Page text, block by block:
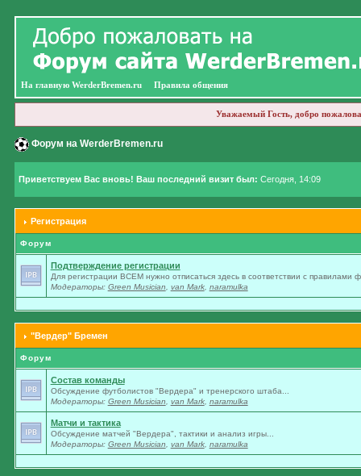
На главную WerderBremen.ru Правила общения
Уважаемый Гость, добро
Форум на WerderBremen.ru
Приветствуем Вас вновь! Ваш последний визит был: Сегодня, 14:09
Регистрация
Форум
Подтверждение регистрации
Для регистрации ВСЕМ нужно отписаться здесь в соответствии с правилами
Модераторы: Green Musician van Mark, naramulka
"Вердер" Бремен
Форум
Состав команды
Обсуждение футболистов "Вердера" и тренерского штаба...
Модераторы: Green Musician van Mark, naramulka
Матчи и тактика
Обсуждение матчей "Вердера", тактики и анализ игры...
Модераторы: Green Musician van Mark, naramulka